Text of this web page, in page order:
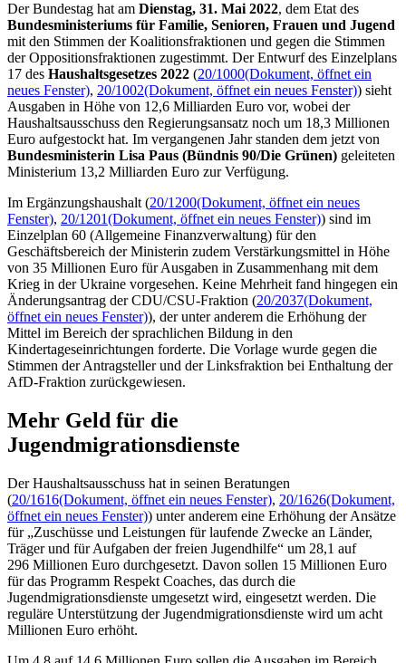
Der Bundestag hat am Dienstag, 31. Mai 2022, dem Etat des
Bundesministeriums für Familie, Senioren, Frauen und Jugend
mit den Stimmen der Koalitionsfraktionen und gegen die Stimmen
der Oppositionsfraktionen zugestimmt. Der Entwurf des Einzelplans
17 des Haushaltsgesetzes 2022 (20/1000(Dokument, öffnet ein
neues Fenster), 20/1002(Dokument, öffnet ein neues Fenster)) sieht
Ausgaben in Höhe von 12,6 Milliarden Euro vor, wobei der
Haushaltsausschuss den Regierungsansatz noch um 18,3 Millionen
Euro aufgestockt hat. Im vergangenen Jahr standen dem jetzt von
Bundesministerin Lisa Paus (Bündnis 90/Die Grünen) geleiteten
Ministerium 13,2 Milliarden Euro zur Verfügung.
Im Ergänzungshaushalt (20/1200(Dokument, öffnet ein neues
Fenster), 20/1201(Dokument, öffnet ein neues Fenster)) sind im
Einzelplan 60 (Allgemeine Finanzverwaltung) für den
Geschäftsbereich der Ministerin zudem Verstärkungsmittel in Höhe
von 35 Millionen Euro für Ausgaben in Zusammenhang mit dem
Krieg in der Ukraine vorgesehen. Keine Mehrheit fand hingegen ein
Änderungsantrag der CDU/CSU-Fraktion (20/2037(Dokument,
öffnet ein neues Fenster)), der unter anderem die Erhöhung der
Mittel im Bereich der sprachlichen Bildung in den
Kindertageseinrichtungen forderte. Die Vorlage wurde gegen die
Stimmen der Antragsteller und der Linksfraktion bei Enthaltung der
AfD-Fraktion zurückgewiesen.
Mehr Geld für die
Jugendmigrationsdienste
Der Haushaltsausschuss hat in seinen Beratungen
(20/1616(Dokument, öffnet ein neues Fenster), 20/1626(Dokument,
öffnet ein neues Fenster)) unter anderem eine Erhöhung der Ansätze
für „Zuschüsse und Leistungen für laufende Zwecke an Länder,
Träger und für Aufgaben der freien Jugendhilfe“ um 28,1 auf
296 Millionen Euro durchgesetzt. Davon sollen 15 Millionen Euro
für das Programm Respekt Coaches, das durch die
Jugendmigrationsdienste umgesetzt wird, eingesetzt werden. Die
reguläre Unterstützung der Jugendmigrationsdienste wird um acht
Millionen Euro erhöht.